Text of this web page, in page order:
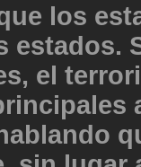
los
estados.
el